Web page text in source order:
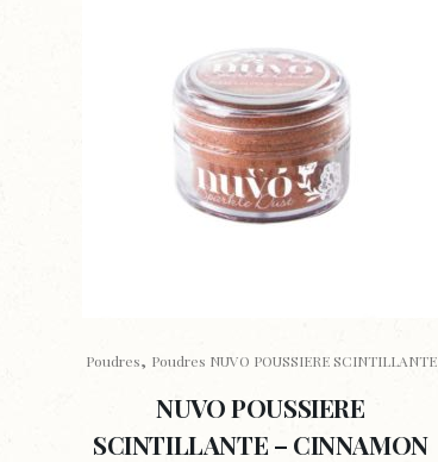
Poudres, Poudres NUVO POUSSIERE SCINTILLANTE
NUVO POUSSIERE
SCINTILLANTE – CINNAMON